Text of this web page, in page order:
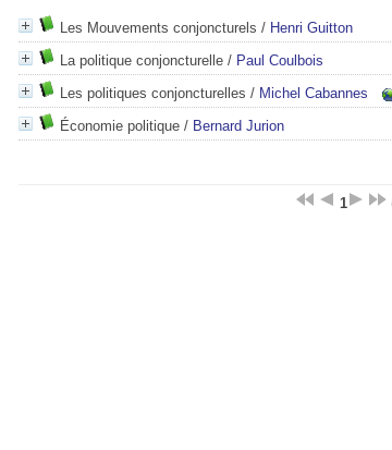
Les Mouvements conjoncturels / Henri Guitton
La politique conjoncturelle / Paul Coulbois
Les politiques conjoncturelles / Michel Cabannes
Économie politique / Bernard Jurion
1